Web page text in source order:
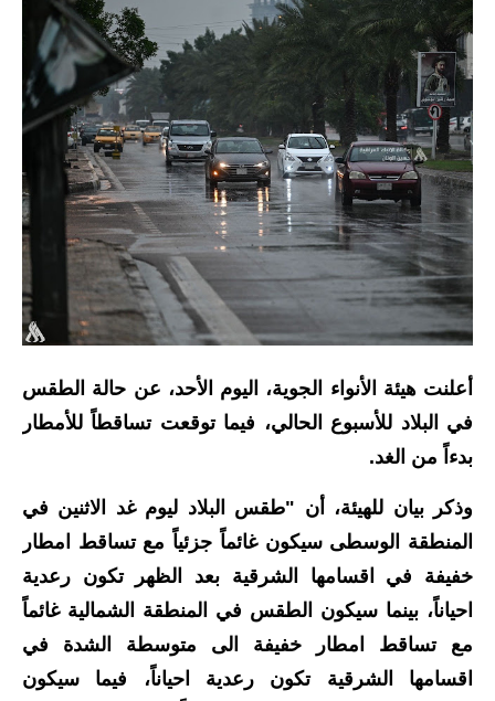
القروض والسلف
المنح المالية
قطع الاراضي
اخبار العراق
الاخبار السياسية
الاخبار الامنية
الاخبار الاقتصادية
الاخبار الرياضية
المدارس
نتائج الامتحانات
المرحلة الابتدائية
المرحلة المتوسطة
المرحلة الاعدادية
أعلنت هيئة الأنواء الجوية، اليوم الأحد، عن حالة الطقس
في البلاد للأسبوع الحالي، فيما توقعت تساقطاً للأمطار
بدءاً من الغد.
وذكر بيان للهيئة، أن "طقس البلاد ليوم غد الاثنين في
المنطقة الوسطى سيكون غائماً جزئياً مع تساقط امطار
خفيفة في اقسامها الشرقية بعد الظهر تكون رعدية
احياناً، بينما سيكون الطقس في المنطقة الشمالية غائماً
مع تساقط امطار خفيفة الى متوسطة الشدة في
اقسامها الشرقية تكون رعدية احياناً، فيما سيكون